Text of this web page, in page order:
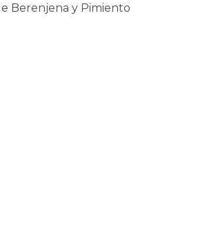
Berenjena y Pimiento